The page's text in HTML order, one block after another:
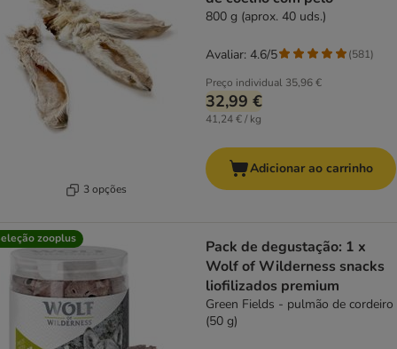
3 opções
800 g (aprox. 40 uds.)
Preço individual 35,96 €
32,99 €
41,24 € / kg
Avaliar: 4.6/5 (581)
Adicionar ao carrinho
zooplus
Pack de degustação: 1 x
Wolf of Wilderness snacks
liofilizados premium
Green Fields - pulmão de cordeiro
(50 g)